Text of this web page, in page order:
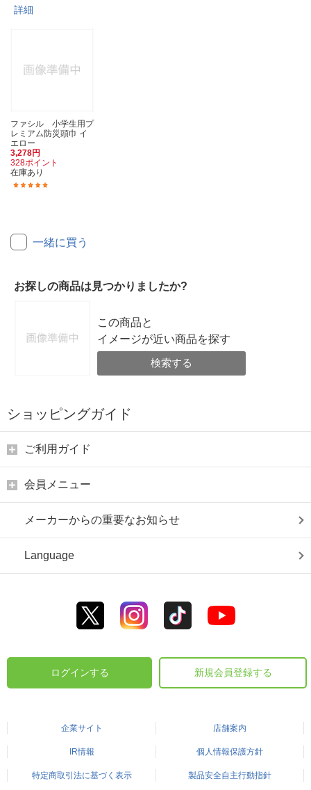
詳細
ファシル 小学生用プ
レミアム防災頭巾 イ
エロー
3,278円
328ポイント
在庫あり
一緒に買う
お探しの商品は見つかりましたか?
この商品と
イメージが近い商品を探す
検索する
ショッピングガイド
ご利用ガイド
会員メニュー
メーカーからの重要なお知らせ
Language
ログインする 新規会員登録する
企業サイト 店舗案内
IR情報 個人情報保護方針
特定商取引法に基づく表示 製品安全自主行動指針